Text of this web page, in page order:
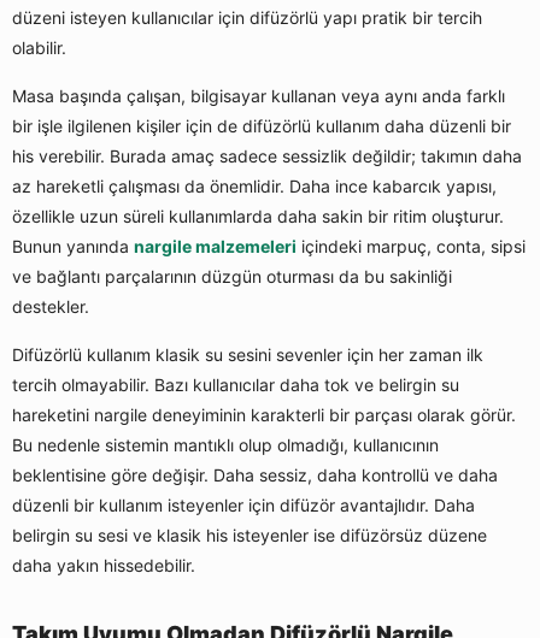
düzeni isteyen kullanıcılar için difüzörlü yapı pratik bir tercih
olabilir.
Masa başında çalışan, bilgisayar kullanan veya aynı anda farklı
bir işle ilgilenen kişiler için de difüzörlü kullanım daha düzenli bir
his verebilir. Burada amaç sadece sessizlik değildir; takımın daha
az hareketli çalışması da önemlidir. Daha ince kabarcık yapısı,
özellikle uzun süreli kullanımlarda daha sakin bir ritim oluşturur.
Bunun yanında nargile malzemeleri içindeki marpuç, conta, sipsi
ve bağlantı parçalarının düzgün oturması da bu sakinliği
destekler.
Difüzörlü kullanım klasik su sesini sevenler için her zaman ilk
tercih olmayabilir. Bazı kullanıcılar daha tok ve belirgin su
hareketini nargile deneyiminin karakterli bir parçası olarak görür.
Bu nedenle sistemin mantıklı olup olmadığı, kullanıcının
beklentisine göre değişir. Daha sessiz, daha kontrollü ve daha
düzenli bir kullanım isteyenler için difüzör avantajlıdır. Daha
belirgin su sesi ve klasik his isteyenler ise difüzörsüz düzene
daha yakın hissedebilir.